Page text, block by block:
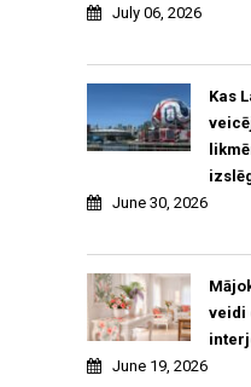
July 06, 2026
Kas
June 30, 2026
veidi
June 19, 2026